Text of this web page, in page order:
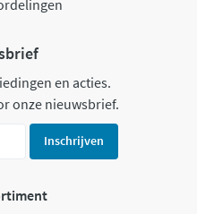
en acties.
onze nieuwsbrief.
Inschrijven